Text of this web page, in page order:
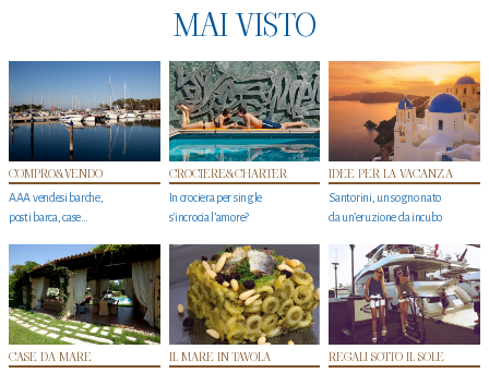
MAI VISTO
COMPRO&VENDO
AAA vendesi barche,
posti barca, case…
CROCIERE&CHARTER
In crociera per single
s'incrocia l’amore?
IDEE PER LA VACANZA
Santorini, un sogno nato
da un’eruzione da incubo
CASE DA MARE IL MARE IN TAVOLA REGALI SOTTO IL SOLE